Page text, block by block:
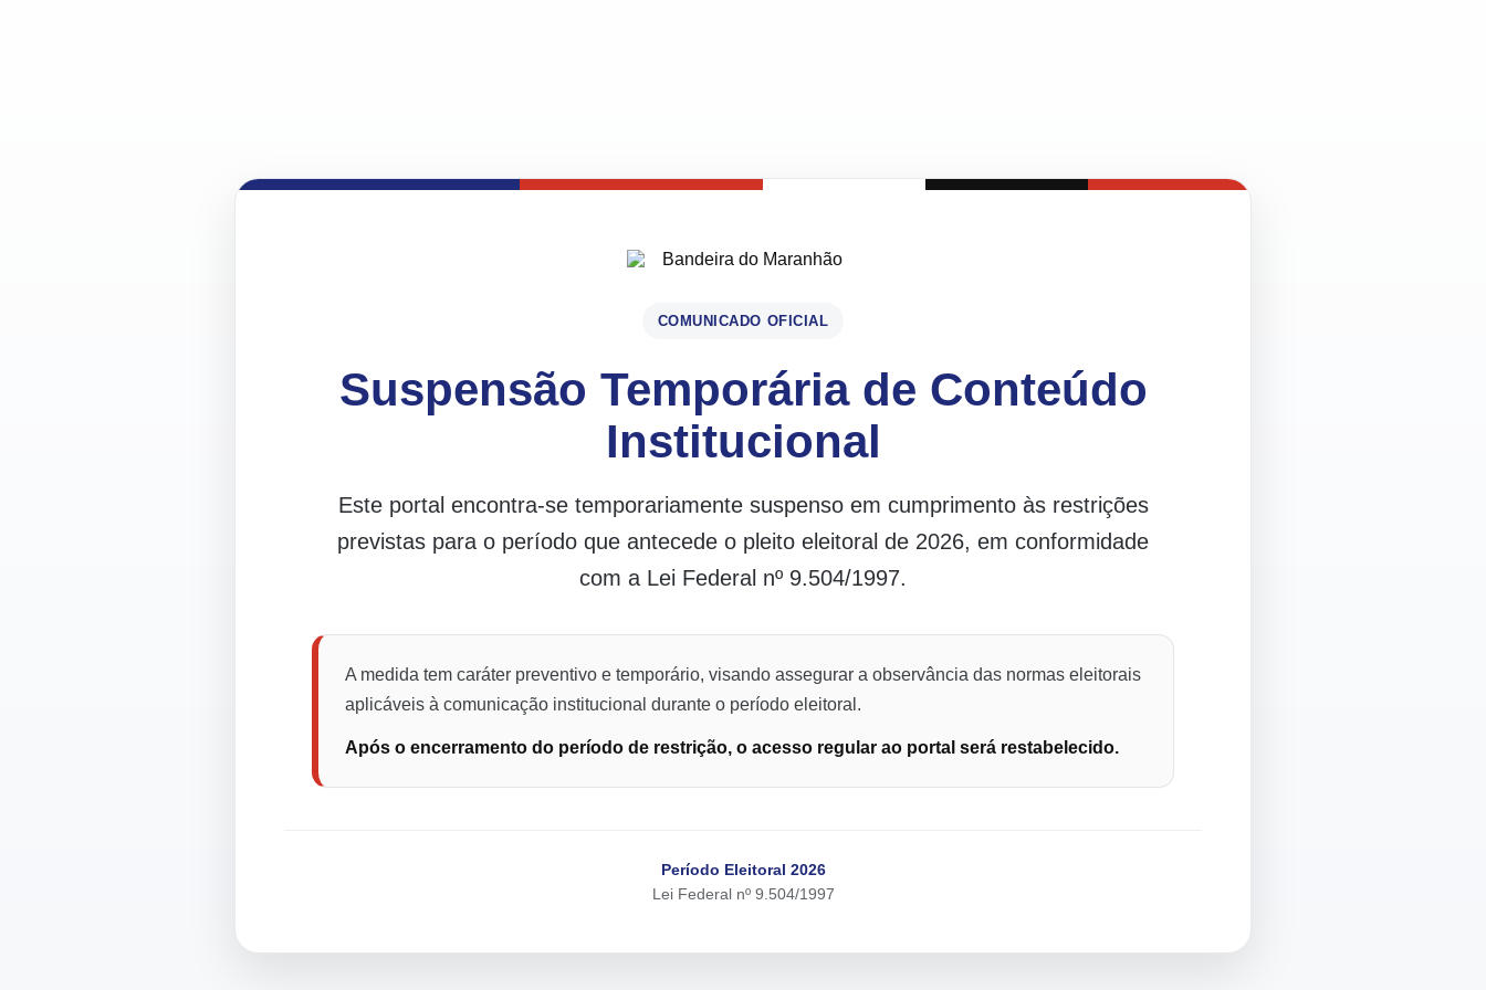
COMUNICADO OFICIAL
Suspensão Temporária de Conteúdo
Institucional
Este portal encontra-se temporariamente suspenso em cumprimento às restrições
previstas para o período que antecede o pleito eleitoral de 2026, em conformidade
com a Lei Federal nº 9.504/1997.
A medida tem caráter preventivo e temporário, visando assegurar a observância das normas eleitorais
aplicáveis à comunicação institucional durante o período eleitoral.
Após o encerramento do período de restrição, o acesso regular ao portal será restabelecido.
Período Eleitoral 2026
Lei Federal nº 9.504/1997